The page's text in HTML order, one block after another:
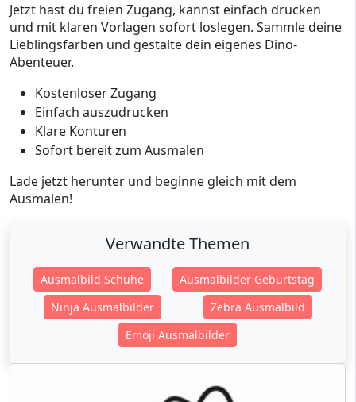
Jetzt hast du freien Zugang, kannst einfach drucken
und mit klaren Vorlagen sofort loslegen. Sammle deine
Lieblingsfarben und gestalte dein eigenes Dino-
Abenteuer.
Kostenloser Zugang
Einfach auszudrucken
Klare Konturen
Sofort bereit zum Ausmalen
Lade jetzt herunter und beginne gleich mit dem
Ausmalen!
Verwandte Themen
Ausmalbild Schuhe
Ausmalbilder Geburtstag
Ninja Ausmalbilder
Zebra Ausmalbild
Emoji Ausmalbilder